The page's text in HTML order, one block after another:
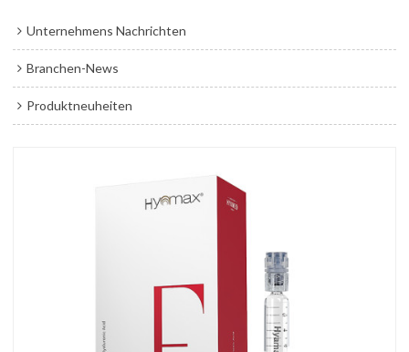
Unternehmens Nachrichten
Branchen-News
Produktneuheiten